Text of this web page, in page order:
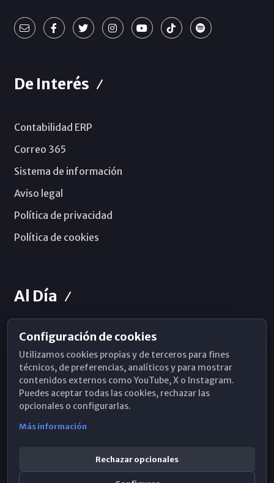
De Interés
Contabilidad ERP
Correo 365
Sistema de información
Aviso legal
Política de privacidad
Política de cookies
Al Día
Horarios de Misa
Hemeroteca
WhatsApp
Configuración de cookies
Utilizamos cookies propias y de terceros para fines
técnicos, de preferencias, analíticos y para mostrar
contenidos externos como YouTube, X o Instagram.
Puedes aceptar todas las cookies, rechazar las
opcionales o configurarlas.
Más información
Rechazar opcionales